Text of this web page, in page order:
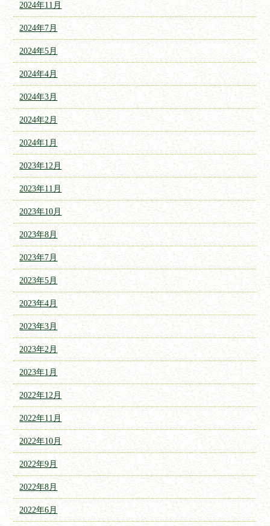
2024年11月
2024年7月
2024年5月
2024年4月
2024年3月
2024年2月
2024年1月
2023年12月
2023年11月
2023年10月
2023年8月
2023年7月
2023年5月
2023年4月
2023年3月
2023年2月
2023年1月
2022年12月
2022年11月
2022年10月
2022年9月
2022年8月
2022年6月